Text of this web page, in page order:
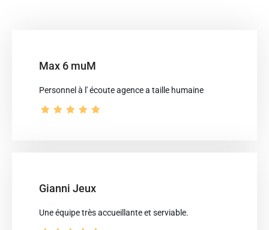
Max 6 muM
Personnel à l' écoute agence a taille humaine
Gianni Jeux
Une équipe très accueillante et serviable.